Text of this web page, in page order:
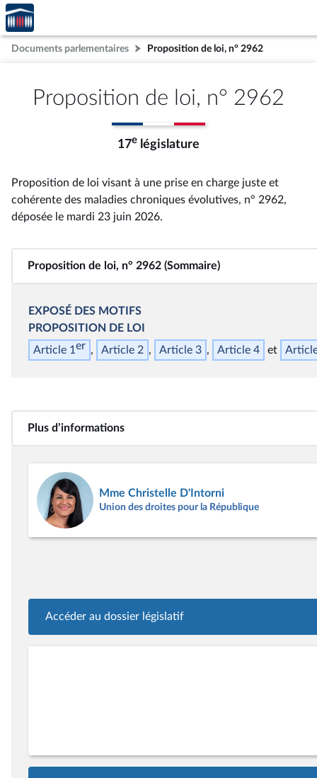
Aller au contenu
Aller en bas de la page
Accèder
à la
page
d'accueil
Documents parlementaires Proposition de loi, n° 2962
Proposition de loi, n° 2962
17e législature
Proposition de loi visant à une prise en charge juste et
cohérente des maladies chroniques évolutives, n° 2962,
déposée le mardi 23 juin 2026.
Proposition de loi, n° 2962 (Sommaire)
EXPOSÉ DES MOTIFS
PROPOSITION DE LOI
Article 1er Article 2 Article 3 Article 4
Plus d’informations
Mme Christelle D'Intorni
Union des droites pour la République
Accéder au dossier législatif